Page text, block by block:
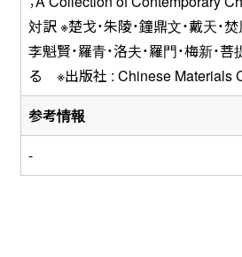
対訳 ※楚戈・朱陵・鐘鼎文・戴天・焚
李魁賢・羅青・洛夫・羅門・梅新・
る ※出版社 : Chinese Materials
参考情報
-